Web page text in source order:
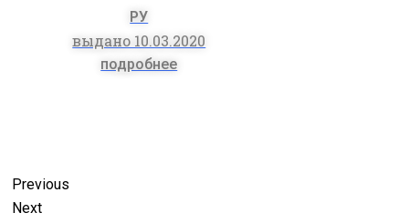
РУ
выдано 10.03.2020
подробнее
Previous
Next